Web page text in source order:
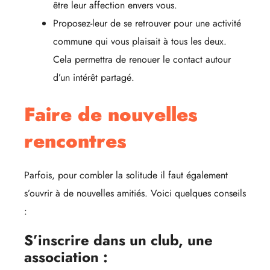
être leur affection envers vous.
Proposez-leur de se retrouver pour une activité
commune qui vous plaisait à tous les deux.
Cela permettra de renouer le contact autour
d’un intérêt partagé.
Faire de nouvelles
rencontres
Parfois, pour combler la solitude il faut également
s’ouvrir à de nouvelles amitiés. Voici quelques conseils
:
S’inscrire dans un club, une
association :